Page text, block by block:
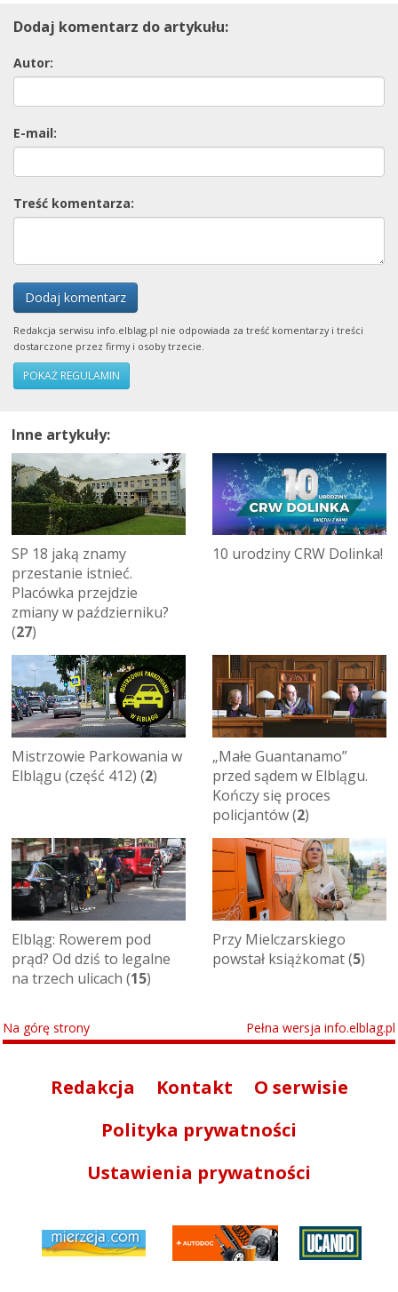
Dodaj komentarz do artykułu:
Autor:
E-mail:
Treść komentarza:
Dodaj komentarz
Redakcja serwisu info.elblag.pl nie odpowiada za treść komentarzy i treści
dostarczone przez firmy i osoby trzecie.
POKAŻ REGULAMIN
Inne artykuły:
SP 18 jaką znamy
przestanie istnieć.
Placówka przejdzie
zmiany w październiku?
(27)
10 urodziny CRW Dolinka!
Mistrzowie Parkowania w
Elblągu (część 412) (2)
„Małe Guantanamo”
przed sądem w Elblągu.
Kończy się proces
policjantów (2)
Elbląg: Rowerem pod
prąd? Od dziś to legalne
na trzech ulicach (15)
Przy Mielczarskiego
powstał książkomat (5)
Na górę strony Pełna wersja info.elblag.pl
Redakcja Kontakt
O serwisie
Polityka prywatności
Ustawienia prywatności